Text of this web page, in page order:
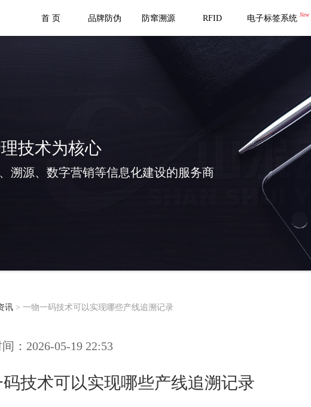
首 页
品牌防伪 防窜溯源 RFID 电子标签系统 New
技术为核心
溯源、数字营销等信息化建设的服务商
讯 > 一物一码技术可以实现哪些产线追溯记录
：2026-05-19 22:53
技术可以实现哪些产线追溯记录